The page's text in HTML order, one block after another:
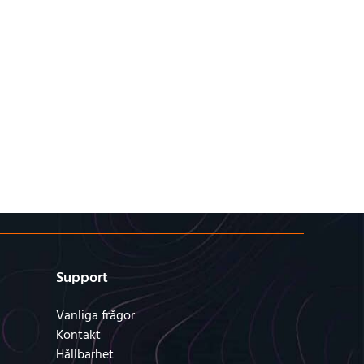
Support
Vanliga frågor
Kontakt
Hållbarhet